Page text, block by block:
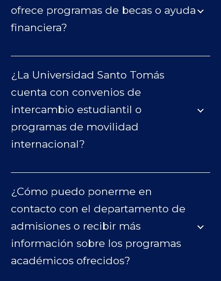
ofrece programas de becas o ayuda
financiera?
¿La Universidad Santo Tomás
cuenta con convenios de
intercambio estudiantil o
programas de movilidad
internacional?
¿Cómo puedo ponerme en
contacto con el departamento de
admisiones o recibir más
información sobre los programas
académicos ofrecidos?